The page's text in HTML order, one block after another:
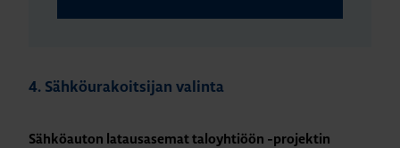
4. Sähköurakoitsijan valinta
Sähköauton latausasemat taloyhtiöön -projektin